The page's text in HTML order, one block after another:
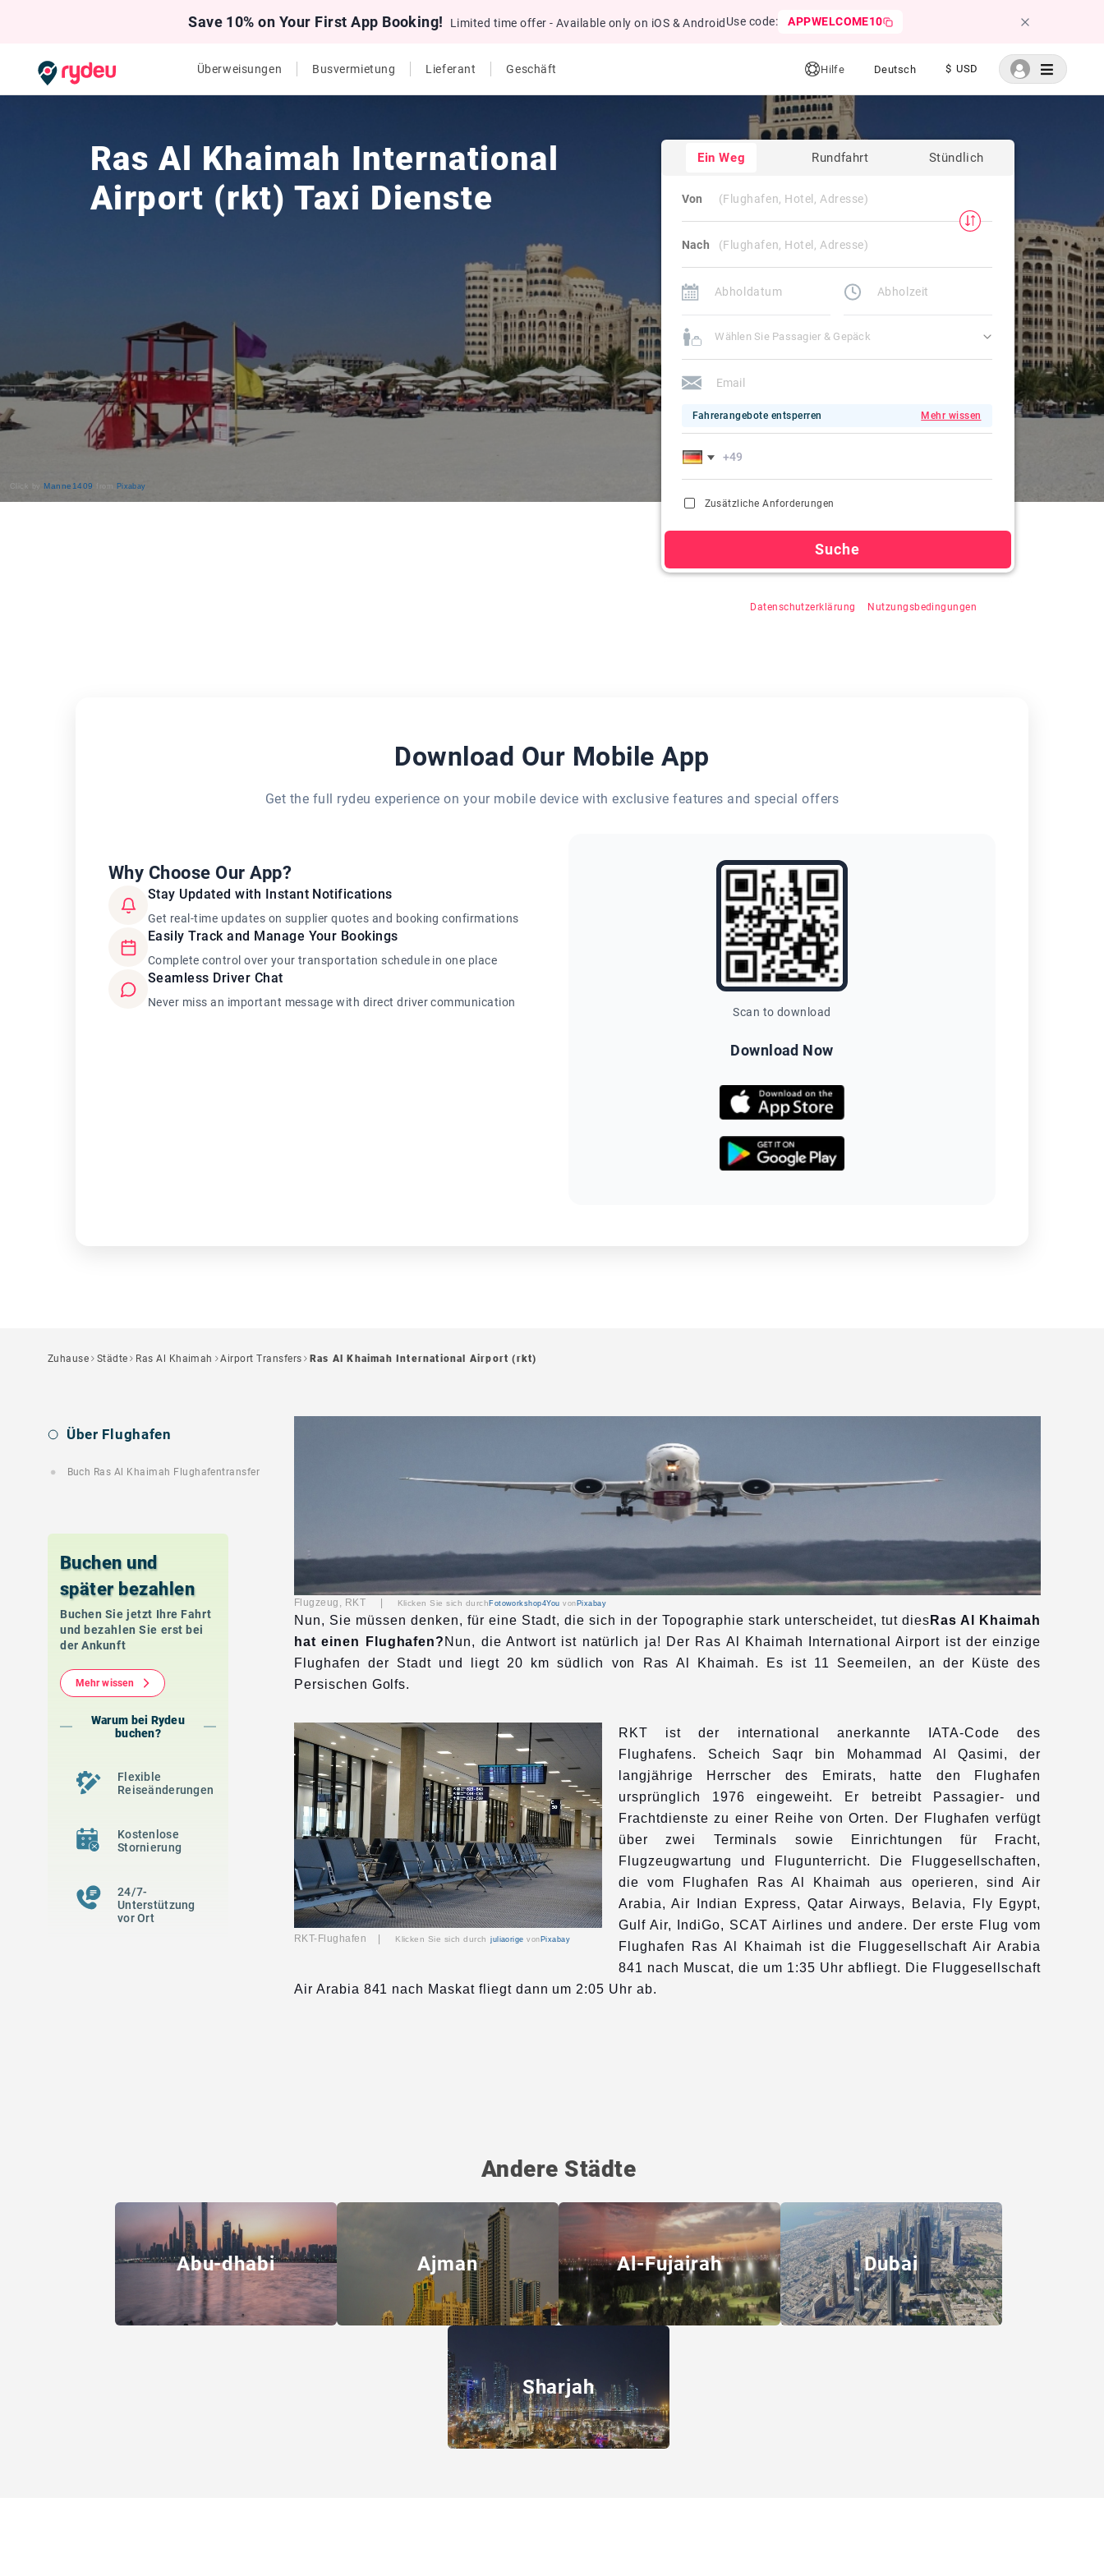
Save 10% on Your First App Booking! Limited time offer - Available only on iOS & Android Use code: APPWELCOME10
Überweisungen Busvermietung Lieferant Geschäft Hilfe Deutsch $ USD
Ras Al Khaimah International
Airport (rkt) Taxi Dienste
Ein Weg Rundfahrt Stündlich
Von
Nach
Wählen Sie Passagier & Gepäck
Fahrerangebote entsperren Mehr wissen
Zusätzliche Anforderungen
Suche
Datenschutzerklärung Nutzungsbedingungen
Click by Manne1409 from Pixabay
Download Our Mobile App
Get the full rydeu experience on your mobile device with exclusive features and special offers
Why Choose Our App?
Stay Updated with Instant Notifications
Get real-time updates on supplier quotes and booking confirmations
Easily Track and Manage Your Bookings
Complete control over your transportation schedule in one place
Seamless Driver Chat
Never miss an important message with direct driver communication
Scan to download
Download Now
Zuhause Städte Ras Al Khaimah Airport Transfers Ras Al Khaimah International Airport (rkt)
Über Flughafen
Buch Ras Al Khaimah Flughafentransfer
Buchen und
später bezahlen
Buchen Sie jetzt Ihre Fahrt
und bezahlen Sie erst bei
der Ankunft
Mehr wissen
Warum bei Rydeu
buchen?
Flexible
Reiseänderungen
Kostenlose
Stornierung
24/7-
Unterstützung
vor Ort
Flugzeug, RKT | Klicken Sie sich durch Fotoworkshop4You von Pixabay
Nun, Sie müssen denken, für eine Stadt, die sich in der Topographie stark unterscheidet, tut dies Ras Al Khaimah
hat einen Flughafen? Nun, die Antwort ist natürlich ja! Der Ras Al Khaimah International Airport ist der einzige
Flughafen der Stadt und liegt 20 km südlich von Ras Al Khaimah. Es ist 11 Seemeilen, an der Küste des
Persischen Golfs.
RKT-Flughafen | Klicken Sie sich durch juliaorige von Pixabay
RKT ist der international anerkannte IATA-Code des
Flughafens. Scheich Saqr bin Mohammad Al Qasimi, der
langjährige Herrscher des Emirats, hatte den Flughafen
ursprünglich 1976 eingeweiht. Er betreibt Passagier- und
Frachtdienste zu einer Reihe von Orten. Der Flughafen verfügt
über zwei Terminals sowie Einrichtungen für Fracht,
Flugzeugwartung und Flugunterricht. Die Fluggesellschaften,
die vom Flughafen Ras Al Khaimah aus operieren, sind Air
Arabia, Air Indian Express, Qatar Airways, Belavia, Fly Egypt,
Gulf Air, IndiGo, SCAT Airlines und andere. Der erste Flug vom
Flughafen Ras Al Khaimah ist die Fluggesellschaft Air Arabia
841 nach Muscat, die um 1:35 Uhr abfliegt. Die Fluggesellschaft
Air Arabia 841 nach Maskat fliegt dann um 2:05 Uhr ab.
Andere Städte
Abu-dhabi Ajman Al-Fujairah Dubai
Sharjah